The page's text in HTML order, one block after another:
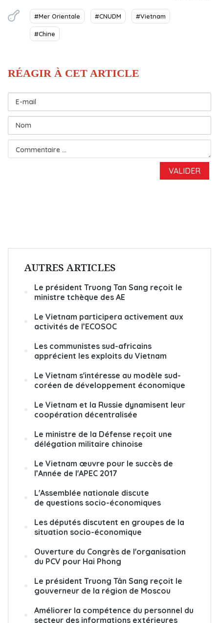
#Mer Orientale #CNUDM #Vietnam
#Chine
AUTRES ARTICLES
Le président Truong Tan Sang reçoit le
ministre tchèque des AE
Le Vietnam participera activement aux
activités de l’ECOSOC
Les communistes sud-africains
apprécient les exploits du Vietnam
Le Vietnam s'intéresse au modèle sud-
coréen de développement économique
Le Vietnam et la Russie dynamisent leur
coopération décentralisée
Le ministre de la Défense reçoit une
délégation militaire chinoise
Le Vietnam œuvre pour le succès de
l’Année de l'APEC 2017
L'Assemblée nationale discute
de questions socio-économiques
Les députés discutent en groupes de la
situation socio-économique
Ouverture du Congrès de l'organisation
du PCV pour Hai Phong
Le président Truong Tân Sang reçoit le
gouverneur de la région de Moscou
Améliorer la compétence du personnel du
secteur des informations extérieures